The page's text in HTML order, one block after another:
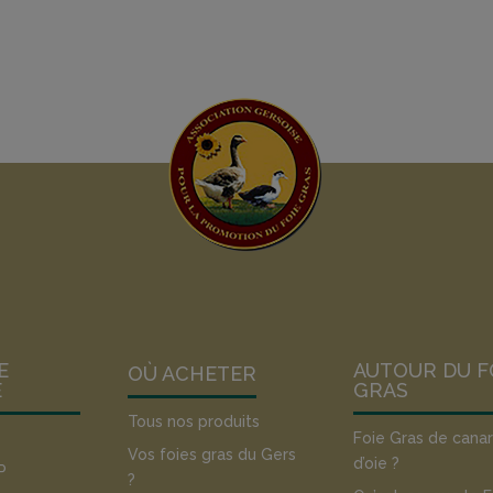
OÙ ACHETER
Tous nos produits
Vos foies gras du Gers
?
AUTOUR DU
GRAS
Foie Gras de
d’oie ?